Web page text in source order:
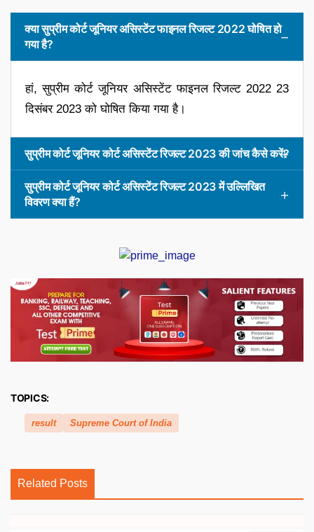
क्या सुप्रीम कोर्ट जूनियर असिस्टेंट फाइनल रिजल्ट 2022 घोषित हो
गया है?
हां, सुप्रीम कोर्ट जूनियर असिस्टेंट फाइनल रिजल्ट 2022 23
दिसंबर 2023 को घोषित किया गया है।
सुप्रीम कोर्ट जूनियर कोर्ट असिस्टेंट रिजल्ट 2023 की जांच कैसे करें?
सुप्रीम कोर्ट जूनियर कोर्ट असिस्टेंट रिजल्ट 2023 में उल्लिखित
विवरण क्या हैं?
TOPICS:
result Supreme Court of India
Related Posts